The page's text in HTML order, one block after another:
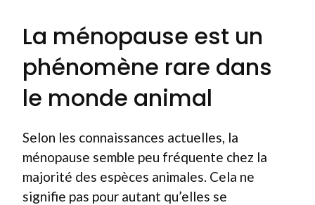
La ménopause est un
phénomène rare dans
le monde animal
Selon les connaissances actuelles, la
ménopause semble peu fréquente chez la
majorité des espèces animales. Cela ne
signifie pas pour autant qu’elles se